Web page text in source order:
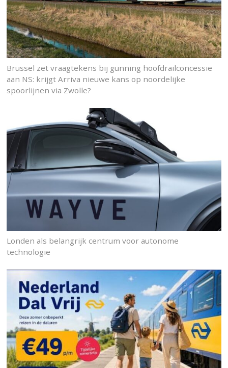
Brussel zet vraagtekens bij gunning hoofdrailconcessie
aan NS: krijgt Arriva nieuwe kans op noordelijke
spoorlijnen via Zwolle?
Londen als belangrijk centrum voor autonome
technologie